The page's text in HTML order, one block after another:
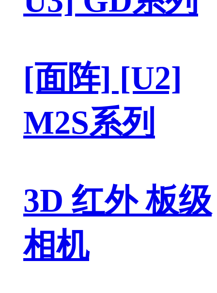
[面阵] [U2]
M2S系列
3D 红外 板级
相机